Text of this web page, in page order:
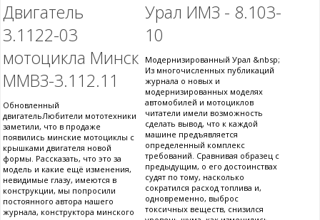
Двигатель
3.1122-03
мотоцикла Минск
MMВЗ-3.112.11
Обновленный
двигательЛюбители мототехники
заметили, что в продаже
появились минские мотоциклы с
крышками двигателя новой
формы. Рассказать, что это за
модель и какие ещё изменения,
невидимые глазу, имеются в
конструкции, мы попросили
постоянного автора нашего
журнала, конструктора минского
Урал ИМЗ - 8.103-
10
Модернизированный Урал &nbsp;
Из многочисленных публикаций
журнала о новых и
модернизированных моделях
автомобилей и мотоциклов
читатели имели возможность
сделать вывод, что к каждой
машине предъявляется
определенный комплекс
требований. Сравнивая образец с
предыдущим, о его достоинствах
судят по тому, насколько
сократился расход топлива и,
одновременно, выброс
токсичных веществ, снизился